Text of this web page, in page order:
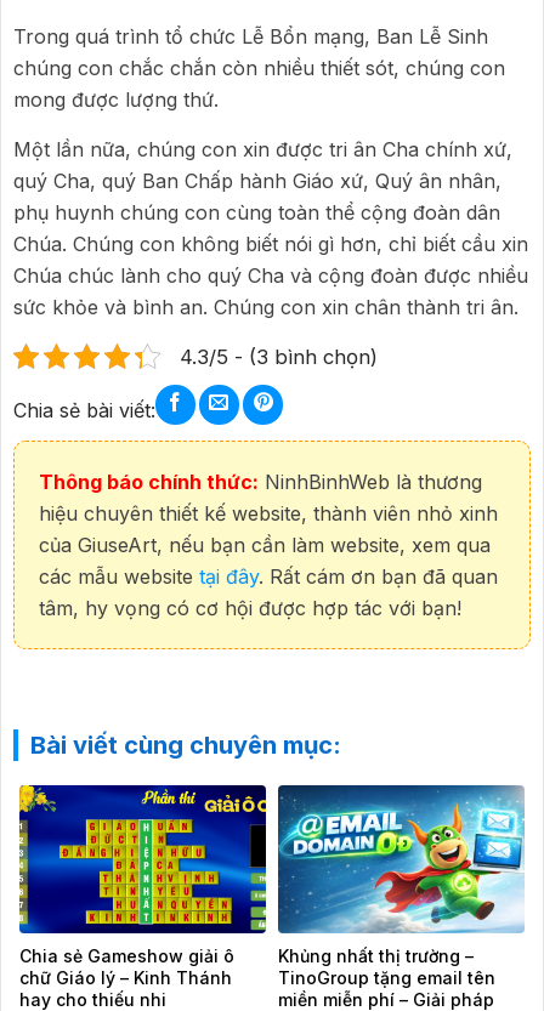
Trong quá trình tổ chức Lễ Bổn mạng, Ban Lễ Sinh
chúng con chắc chắn còn nhiều thiết sót, chúng con
mong được lượng thứ.
Một lần nữa, chúng con xin được tri ân Cha chính xứ,
quý Cha, quý Ban Chấp hành Giáo xứ, Quý ân nhân,
phụ huynh chúng con cùng toàn thể cộng đoàn dân
Chúa. Chúng con không biết nói gì hơn, chỉ biết cầu xin
Chúa chúc lành cho quý Cha và cộng đoàn được nhiều
sức khỏe và bình an. Chúng con xin chân thành tri ân.
4.3/5 - (3 bình chọn)
Chia sẻ bài viết:
Thông báo chính thức: NinhBinhWeb là thương
hiệu chuyên thiết kế website, thành viên nhỏ xinh
của GiuseArt, nếu bạn cần làm website, xem qua
các mẫu website tại đây. Rất cám ơn bạn đã quan
tâm, hy vọng có cơ hội được hợp tác với bạn!
Bài viết cùng chuyên mục:
Chia sẻ Gameshow giải ô
chữ Giáo lý – Kinh Thánh
hay cho thiếu nhi
Khủng nhất thị trường –
TinoGroup tặng email tên
miền miễn phí – Giải pháp